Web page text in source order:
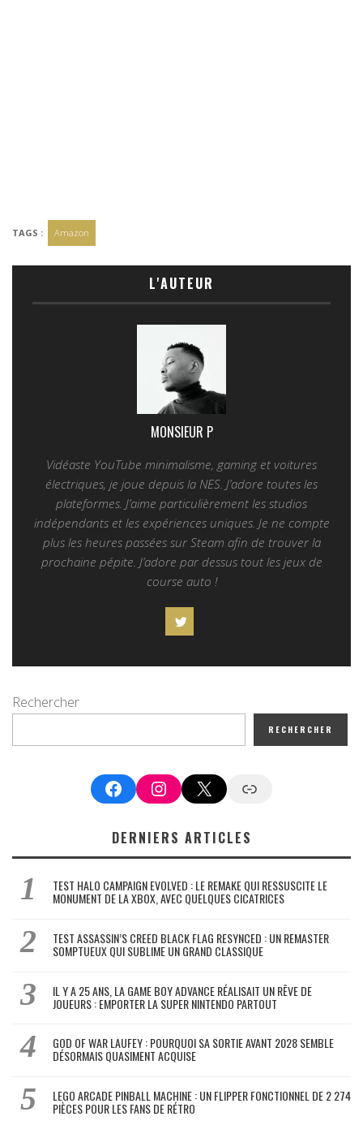
TAGS : Amazon
L'AUTEUR
MONSIEUR P
Vidéaste YouTube minimalisme, gaming et voitures
électriques, je joue depuis la NES. J’adore toutes les
plateformes. J’aime particulièrement les studios
indépendants et les expériences uniques. Je ne compte
plus les heures passées sur Steam afin de trouver la
prochaine pépite. J’adore par dessus tout les jeux de
course auto !
Rechercher
RECHERCHER
FacebookInstagram
X Google News
DERNIERS ARTICLES
TEST HALO CAMPAIGN EVOLVED : LE REMAKE QUI RESSUSCITE LE
MONUMENT DE LA XBOX, AVEC QUELQUES CICATRICES
TEST ASSASSIN’S CREED BLACK FLAG RESYNCED : UN REMASTER
SOMPTUEUX QUI SUBLIME UN GRAND CLASSIQUE
IL Y A 25 ANS, LA GAME BOY ADVANCE RÉALISAIT UN RÊVE DE
JOUEURS : EMPORTER LA SUPER NINTENDO PARTOUT
GOD OF WAR LAUFEY : POURQUOI SA SORTIE AVANT 2028 SEMBLE
DÉSORMAIS QUASIMENT ACQUISE
LEGO ARCADE PINBALL MACHINE : UN FLIPPER FONCTIONNEL DE 2 274
PIÈCES POUR LES FANS DE RÉTRO